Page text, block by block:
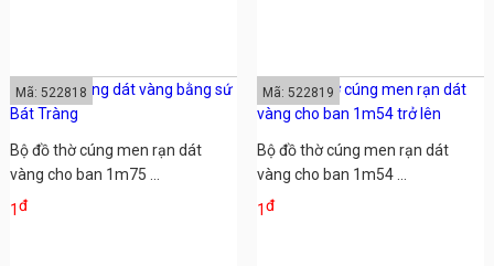
Bộ đồ thờ cúng men rạn dát
vàng cho ban 1m75 ...
1đ
Mã: 522818
Bộ đồ thờ cúng men rạn dát
vàng cho ban 1m54 ...
1đ
Mã: 522819